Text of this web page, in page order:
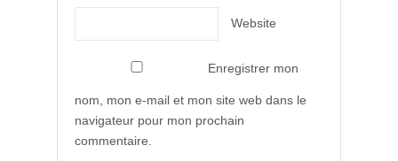
Website
Enregistrer mon
nom, mon e-mail et mon site web dans le
navigateur pour mon prochain
commentaire.